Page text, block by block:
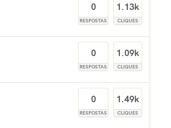
0
RESPOSTAS
1.13k
CLIQUES
0
RESPOSTAS
1.09k
CLIQUES
0
RESPOSTAS
1.49k
CLIQUES